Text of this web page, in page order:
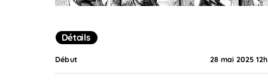
Détails
Début 28 mai 2025